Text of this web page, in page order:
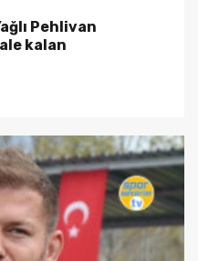
Pehlivan
kalan